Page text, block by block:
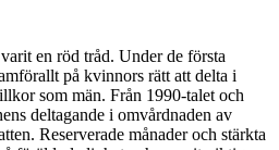
en röd tråd. Under de första
på kvinnors rätt att delta i
som män. Från 1990-talet och
deltagande i omvårdnaden av
Reserverade månader och stärkta